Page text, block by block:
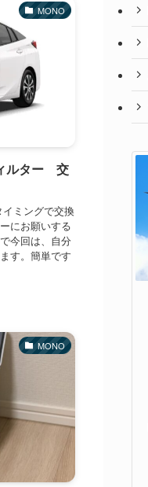
MONO
ルター 交
ミングで交換
にお願いする
今回は、自分
す。簡単です
MONO